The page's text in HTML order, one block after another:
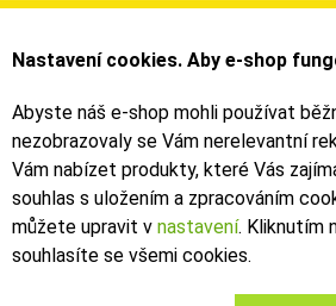
Informace
Obchodní podmínky
Můj
Faktury
Bezpečné on-line platby dodává ComGate
Nastavení cookies. Aby e-shop
Abyste náš e-shop mohli používat
nezobrazovaly se Vám nerelevantní
Vám nabízet produkty, které Vás
souhlas s uložením a zpracováním
můžete upravit v nastavení. Kliknutím
souhlasíte se všemi cookies.